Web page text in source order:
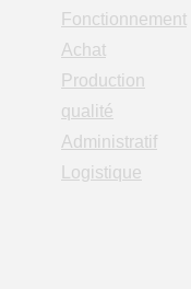
Fonctionnement
Achat
Production
qualité
Administratif
Logistique